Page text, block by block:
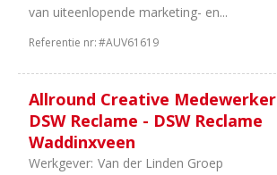
van uiteenlopende marketing- en...
Referentie nr:#AUV61619
Allround Creative Medewerker
DSW Reclame - DSW Reclame
Waddinxveen
Werkgever: Van der Linden Groep